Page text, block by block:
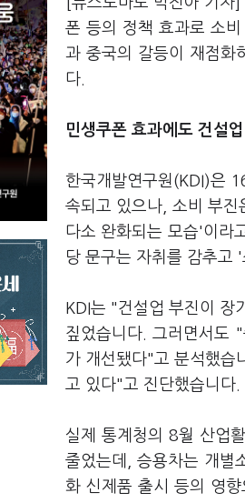
폰 등의 정책 효과로 소
과 중국의 갈등이 재점화
다.
민생쿠폰 효과에도 건설
한국개발연구원(KDI)은
속되고 있으나, 소비 부진
다소 완화되는 모습'이라
당 문구는 자취를 감추고
KDI는 "건설업 부진이 장
짚었습니다. 그러면서도
가 개선됐다"고 분석했습
고 있다"고 진단했습니다.
실제 통계청의 8월 산업
줄었는데, 승용차는 개별
화 신제품 출시 등의 영